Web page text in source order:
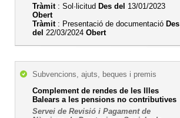
Tràmit: Sol·licitud Des del 13/01/2023
Obert
Tràmit: Presentació de documentació Des
del 22/03/2024 Obert
Subvencions, ajuts, beques i premis
Complement de rendes de les Illes
Balears a les pensions no contributives
Servei de Revisió i Pagament de